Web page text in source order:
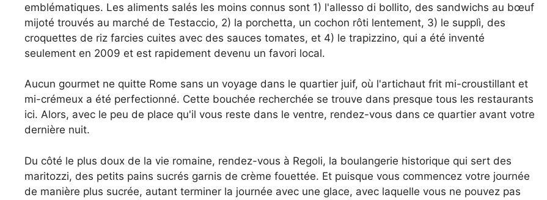
emblématiques. Les aliments salés les moins connus sont 1) l'allesso di bollito, des sandwichs au bœuf
mijoté trouvés au marché de Testaccio, 2) la porchetta, un cochon rôti lentement, 3) le supplì, des
croquettes de riz farcies cuites avec des sauces tomates, et 4) le trapizzino, qui a été inventé
seulement en 2009 et est rapidement devenu un favori local.
Aucun gourmet ne quitte Rome sans un voyage dans le quartier juif, où l'artichaut frit mi-croustillant et
mi-crémeux a été perfectionné. Cette bouchée recherchée se trouve dans presque tous les restaurants
ici. Alors, avec le peu de place qu'il vous reste dans le ventre, rendez-vous dans ce quartier avant votre
dernière nuit.
Du côté le plus doux de la vie romaine, rendez-vous à Regoli, la boulangerie historique qui sert des
maritozzi, des petits pains sucrés garnis de crème fouettée. Et puisque vous commencez votre journée
de manière plus sucrée, autant terminer la journée avec une glace, avec laquelle vous ne pouvez pas